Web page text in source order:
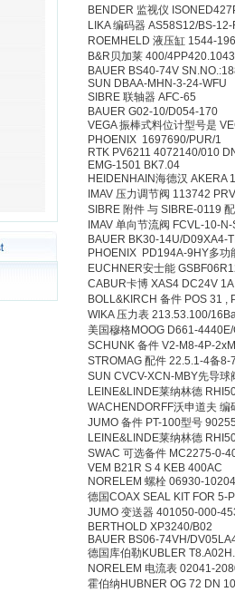
BENDER 监视仪
LIKA 编码器 AS58S12/
ROEMHELD 液压缸
B&R贝加莱 400/
BAUER BS40-74V
SUN DBAA-MHN-3-
SIBRE 联轴器 AFC-
BAUER G02-10/
VEGA 振棒式料位计型号
PHOENIX 1697690/
RTK PV6211 4072140/
EMG-1501 BK7.04
HEIDENHAIN海德汉
IMAV 压力调节阀
SIBRE 附件 与 SIBRE-
IMAV 单向节流阀
BAUER BK30-14U/
PHOENIX PD194A-
EUCHNER安士能
CABUR卡博 XAS4
BOLL&KIRCH 备件 POS
WIKA 压力表
美国穆格MOOG D661-
SCHUNK 备件 V2-M8-
STROMAG 配件
SUN CVCV-XCN-MBY
LEINE&LINDE莱纳林德
WACHENDORFF沃申道
JUMO 备件 PT-100型号
LEINE&LINDE莱纳林德
SWAC 可选备件
VEM B21R S 4 KEB
NORELEM 螺栓
德国COAX SEAL KIT
JUMO 变送器 401050-
BERTHOLD XP3240/
BAUER BS06-74VH/
德国库伯勒KUBLER
NORELEM 电流表
霍伯纳HUBNER OG 72